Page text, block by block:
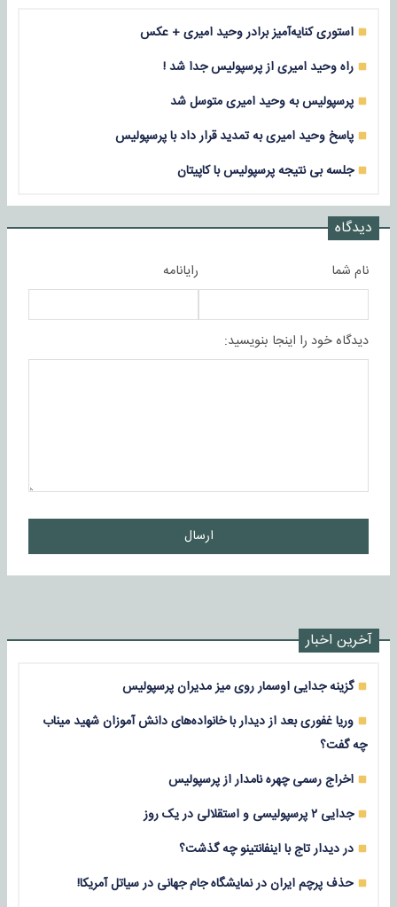
استوری کنایه‌آمیز برادر وحید امیری + عکس
راه وحید امیری از پرسپولیس جدا شد !
پرسپولیس به وحید امیری متوسل شد
پاسخ وحید امیری به تمدید قرار داد با پرسپولیس
جلسه بی نتیجه پرسپولیس با کاپیتان
دیدگاه
نام شما رایانامه
دیدگاه خود را اینجا بنویسید:
ارسال
آخرین اخبار
گزینه جدایی اوسمار روی میز مدیران پرسپولیس
وریا غفوری بعد از دیدار با خانواده‌های دانش آموزان شهید میناب
چه گفت؟
اخراج رسمی چهره نامدار از پرسپولیس
جدایی ۲ پرسپولیسی و استقلالی در یک روز
در دیدار تاج با اینفانتینو چه گذشت؟
حذف پرچم ایران در نمایشگاه جام جهانی در سیاتل آمریکا!